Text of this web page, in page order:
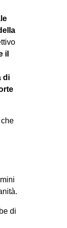
il
di
di